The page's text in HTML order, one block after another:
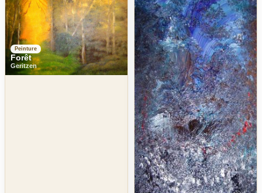
Peinture
Forêt
Geritzen